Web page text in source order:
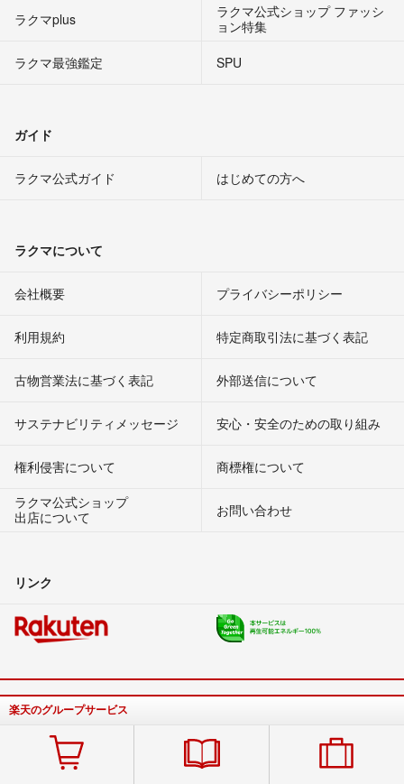
ラクマplus
ラクマ公式ショップ ファッシ
ョン特集
ラクマ最強鑑定
SPU
ガイド
ラクマ公式ガイド はじめての方へ
ラクマについて
会社概要 プライバシーポリシー
利用規約 特定商取引法に基づく表記
古物営業法に基づく表記 外部送信について
サステナビリティメッセージ 安心・安全のための取り組み
権利侵害について
商標権について
ラクマ公式ショップ
出店について
お問い合わせ
リンク
楽天のグループサービス